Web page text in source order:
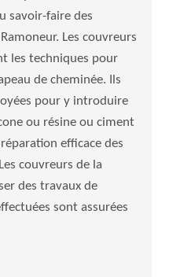
savoir-faire des
Les couvreurs
les techniques pour
de cheminée. Ils
pour y introduire
ou résine ou ciment
efficace des
couvreurs de la
des travaux de
sont assurées